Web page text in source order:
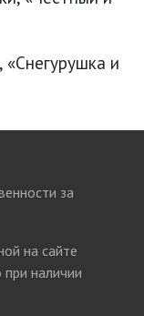
«Снегурушка и
за
на сайте
наличии